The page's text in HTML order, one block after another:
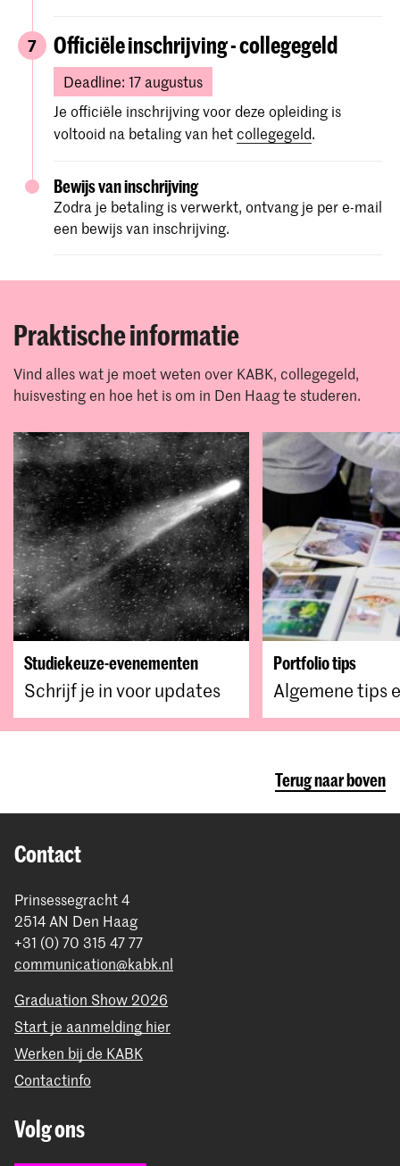
schooldiploma en cijferlijst.
Als je diploma niet in het Nederlands,
Engels, Duits, Frans of Spaans is, zorg er
dan voor dat je een officiële Engelse
vertaling van je diploma meestuurt (in 1
document).
Een recente profielfoto (om af te
drukken op uw studentenkaart).
Eenbewijs van Engelse taalvaardigheid
Online Application.
7 Officiële inschrijving - collegegeld
Deadline: 17 augustus
Je officiële inschrijving voor deze opleiding is
voltooid na betaling van hetcollegegeld.
Bewijs van inschrijving
Zodra je betaling is verwerkt, ontvang je per e-mail
een bewijs van inschrijving.
Praktische informatie
Vind alles wat je moet weten over KABK, collegegeld,
huisvesting en hoe het is om in Den Haag te studeren.
Studiekeuze-evenementen
Schrijf je in voor updates
Portfolio tips
Terug naar boven
Contact
Prinsessegracht 4
2514 AN Den Haag
+31 (0) 70 315 47 77
communication@kabk.nl
Graduation Show 2026
Start je aanmelding hier
Werken bij de KABK
Contactinfo
Volg ons